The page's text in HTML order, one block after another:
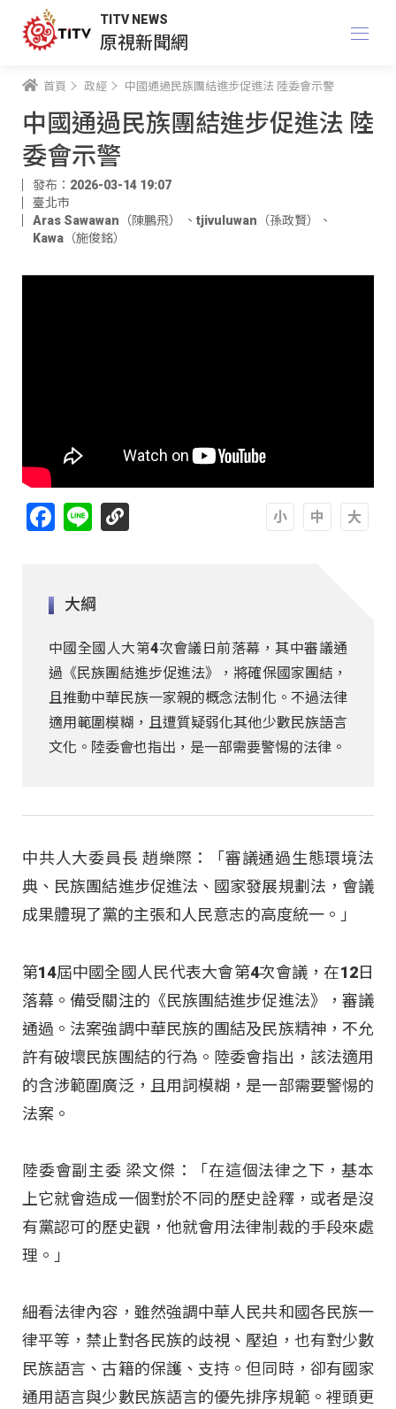
TITV NEWS
原視新聞網
首頁 政經 中國通過民族團結進步促進法 陸委會示警
中國通過民族團結進步促進法 陸
委會示警
發布：2026-03-14 19:07
臺北市
Aras Sawawan（陳鵬飛）
、 tjivuluwan（孫政賢）
、
Kawa（施俊銘）
Facebook
Line
大綱
中國全國人大第4次會議日前落幕，其中審議通
過《民族團結進步促進法》，將確保國家團結，
且推動中華民族一家親的概念法制化。不過法律
適用範圍模糊，且遭質疑弱化其他少數民族語言
文化。陸委會也指出，是一部需要警惕的法律。
中共人大委員長 趙樂際：「審議通過生態環境法
典、民族團結進步促進法、國家發展規劃法，會議
成果體現了黨的主張和人民意志的高度統一。」
第14屆中國全國人民代表大會第4次會議，在12日
落幕。備受關注的《民族團結進步促進法》，審議
通過。法案強調中華民族的團結及民族精神，不允
許有破壞民族團結的行為。陸委會指出，該法適用
的含涉範圍廣泛，且用詞模糊，是一部需要警惕的
法案。
陸委會副主委 梁文傑：「在這個法律之下，基本
上它就會造成一個對於不同的歷史詮釋，或者是沒
有黨認可的歷史觀，他就會用法律制裁的手段來處
理。」
細看法律內容，雖然強調中華人民共和國各民族一
律平等，禁止對各民族的歧視、壓迫，也有對少數
民族語言、古籍的保護、支持。但同時，卻有國家
通用語言與少數民族語言的優先排序規範。裡頭更